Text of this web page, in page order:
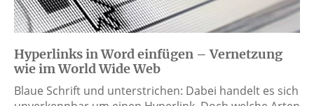
Hyperlinks in Word einfügen – Vernetzung
wie im World Wide Web
Blaue Schrift und unterstrichen: Dabei handelt es sich